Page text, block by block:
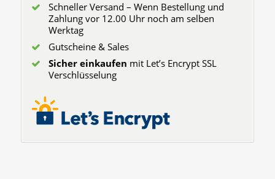
Schneller Versand – Wenn Bestellung und
Zahlung vor 12.00 Uhr noch am selben
Werktag
Gutscheine & Sales
Sicher einkaufen mit Let’s Encrypt SSL
Verschlüsselung